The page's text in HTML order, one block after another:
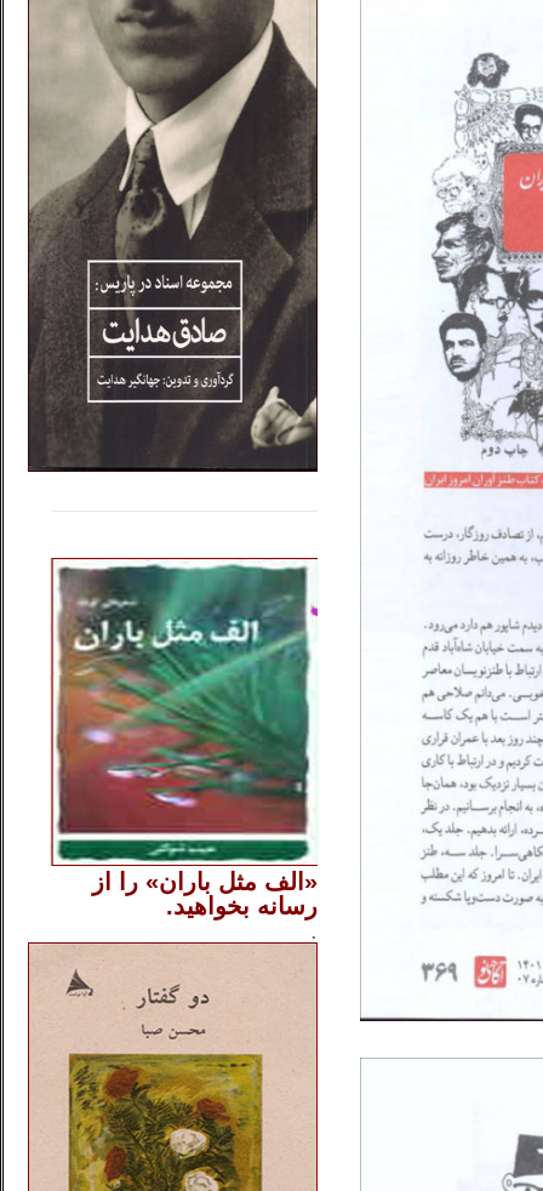
«الف مثل باران» را از
رسانه بخواهید.
.